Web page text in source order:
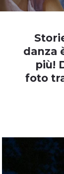
danza
più!
foto